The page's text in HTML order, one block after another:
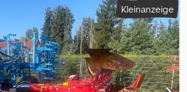
Kleinanzeige